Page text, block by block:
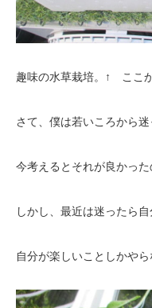
趣味の水草栽培。↑ ここ
さて、僕は若いころから
今考えるとそれが良かった
しかし、最近は迷ったら
自分が楽しいことしかや